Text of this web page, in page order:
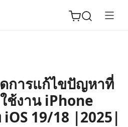
การแก้ไขปัญหาที่
ช้งาน iPhone
iOS 19/18 |2025|